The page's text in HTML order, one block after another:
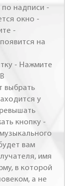
надписи -
окно -
-
на
- Нажмите
выбрать
у
кнопку -
вам
имя
в которой
а не